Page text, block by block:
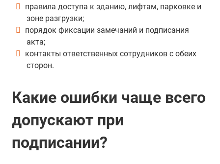
правила доступа к зданию, лифтам, парковке и
зоне разгрузки;
порядок фиксации замечаний и подписания
акта;
контакты ответственных сотрудников с обеих
сторон.
Какие ошибки чаще всего
допускают при
подписании?